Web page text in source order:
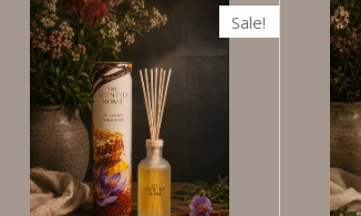
Sale!